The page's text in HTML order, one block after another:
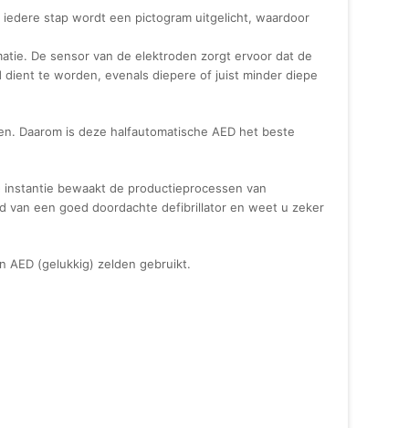
iedere stap wordt een pictogram uitgelicht, waardoor
De sensor van de elektroden zorgt ervoor dat de
te worden, evenals diepere of juist minder diepe
Daarom is deze halfautomatische AED het beste
instantie bewaakt de productieprocessen van
van een goed doordachte defibrillator en weet u zeker
AED (gelukkig) zelden gebruikt.